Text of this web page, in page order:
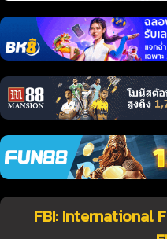
FBI: International